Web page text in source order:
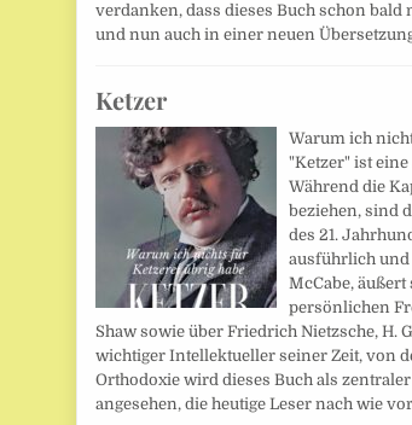
verdanken, dass dieses Buch schon
und nun auch in einer neuen
Ketzer
Warum ich
"Ketzer" ist
Während die
beziehen, sind
des 21.
ausführlich und
McCabe,
persönlichen
Shaw sowie über Friedrich Nietzsche, H.
wichtiger Intellektueller seiner Zeit, von
Orthodoxie wird dieses Buch als
angesehen, die heutige Leser nach wie